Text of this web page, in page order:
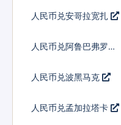
人民币兑安哥拉宽扎
人民币兑阿鲁巴弗罗林
人民币兑波黑马克
人民币兑孟加拉塔卡